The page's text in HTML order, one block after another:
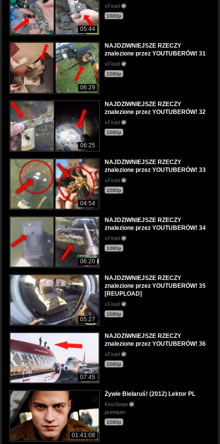
05:44
xFisiel
1080p
06:29
NAJDZIWNIEJSZE RZECZY
znalezione przez YOUTUBERÓW! 31
xFisiel
1080p
06:25
NAJDZIWNIEJSZE RZECZY
znalezione przez YOUTUBERÓW! 32
xFisiel
1080p
04:54
NAJDZIWNIEJSZE RZECZY
znalezione przez YOUTUBERÓW! 33
xFisiel
1080p
06:20
NAJDZIWNIEJSZE RZECZY
znalezione przez YOUTUBERÓW! 34
xFisiel
1080p
05:27
NAJDZIWNIEJSZE RZECZY
znalezione przez YOUTUBERÓW! 35
[REUPLOAD]
xFisiel
1080p
07:45
NAJDZIWNIEJSZE RZECZY
znalezione przez YOUTUBERÓW! 36
xFisiel
1080p
01:41:08
Żywie Biełaruś! (2012) Lektor PL
KinoSwiat
premium
1080p